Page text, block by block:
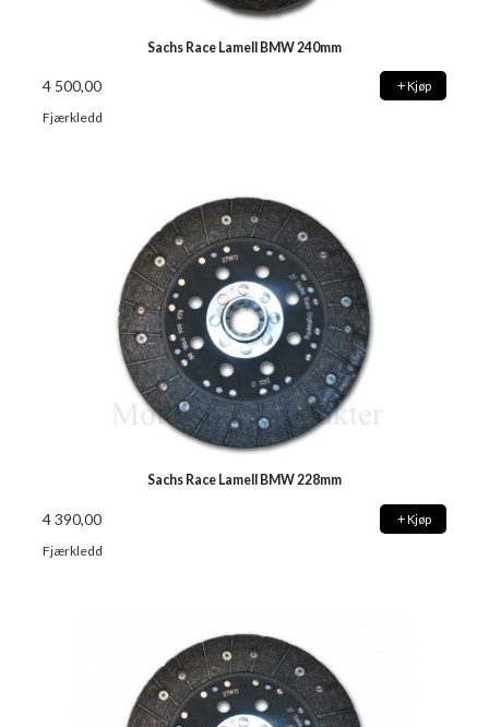
Sachs Race Lamell BMW 240mm
4 500,00 Kjøp
Fjærkledd
Sachs Race Lamell BMW 228mm
4 390,00 Kjøp
Fjærkledd